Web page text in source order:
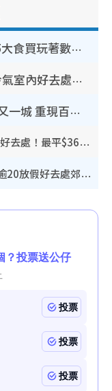
【8月生日優惠2026】全港85大食買玩著數攻略 自助餐/火鍋放題同行免費＋誠品/DONKI送現金券
香港室內好去處｜逾35大歎冷氣室內好去處推介 室內活動免費避雨無懼落雨
小熊維尼100週年快閃店登陸又一城 重現百畝森林經典場景／獨家限定盲盒登場／專屬DIY香水
唱K推介2026︱全港13大卡啦OK好去處！最平$36起 日文K都有！(附地址+收費詳情)
假日好去處｜2026放假去邊好？逾20放假好去處郊外/秘景 休閒半日或一日遊